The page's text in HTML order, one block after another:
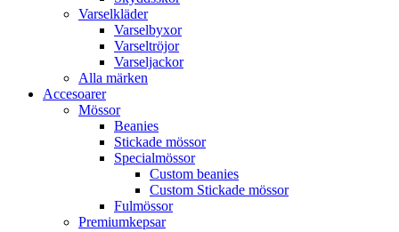
Varselkläder
Varselbyxor
Varseltröjor
Varseljackor
Alla märken
Accesoarer
Mössor
Beanies
Stickade mössor
Specialmössor
Custom beanies
Custom Stickade mössor
Fulmössor
Premiumkepsar